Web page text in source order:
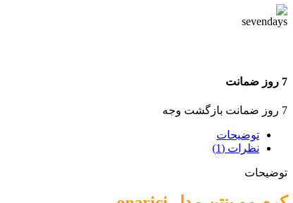
7 روز ضمانت
7 روز ضمانت بازگشت وجه
توضیحات
نظرات (1)
توضیحات